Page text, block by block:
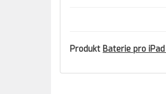
Produkt Baterie pro